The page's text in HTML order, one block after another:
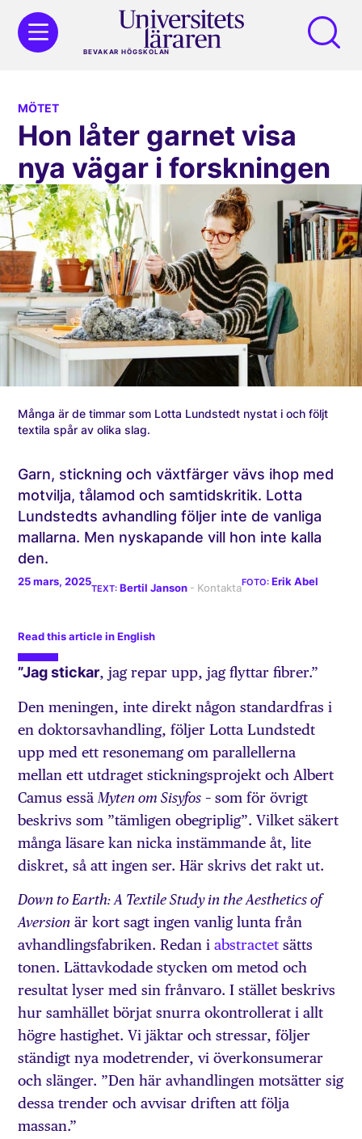
BEVAKAR HÖGSKOLAN
MÖTET
Hon låter garnet visa
nya vägar i forskningen
Många är de timmar som Lotta Lundstedt nystat i och följt
textila spår av olika slag.
Garn, stickning och växtfärger vävs ihop med
motvilja, tålamod och samtidskritik. Lotta
Lundstedts avhandling följer inte de vanliga
mallarna. Men nyskapande vill hon inte kalla
den.
25 mars, 2025
Bertil Janson
Erik Abel
Read this article in English
”Jag stickar, jag repar upp, jag flyttar fibrer.”
Den meningen, inte direkt någon standardfras i
en doktorsavhandling, följer Lotta Lundstedt
upp med ett resonemang om parallellerna
mellan ett utdraget stickningsprojekt och Albert
Camus essä Myten om Sisyfos – som för övrigt
beskrivs som ”tämligen obegriplig”. Vilket säkert
många läsare kan nicka instämmande åt, lite
diskret, så att ingen ser. Här skrivs det rakt ut.
Down to Earth: A Textile Study in the Aesthetics of
Aversion är kort sagt ingen vanlig lunta från
avhandlingsfabriken. Redan iabstractet sätts
tonen. Lättavkodade stycken om metod och
resultat lyser med sin frånvaro. I stället beskrivs
hur samhället börjat snurra okontrollerat i allt
högre hastighet. Vi jäktar och stressar, följer
ständigt nya modetrender, vi överkonsumerar
och slänger. ”Den här avhandlingen motsätter sig
dessa trender och avvisar driften att följa
massan.”